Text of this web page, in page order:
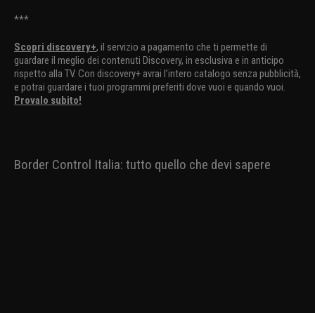
***
Scopri discovery+, il servizio a pagamento che ti permette di
guardare il meglio dei contenuti Discovery, in esclusiva e in anticipo
rispetto alla TV. Con discovery+ avrai l’intero catalogo senza pubblicità,
e potrai guardare i tuoi programmi preferiti dove vuoi e quando vuoi.
Provalo subito!
Border Control Italia: tutto quello che devi sapere